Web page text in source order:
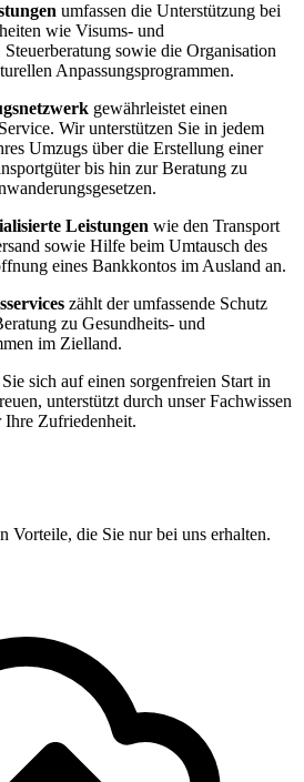
umfassen die Unterstützung bei
wie Visums- und
sowie die Organisation
Anpassungsprogrammen.
gewährleistet einen
Wir unterstützen Sie in jedem
Umzugs über die Erstellung einer
bis hin zur Beratung zu
Leistungen wie den Transport
sowie Hilfe beim Umtausch des
eines Bankkontos im Ausland an.
zählt der umfassende Schutz
zu Gesundheits- und
im Zielland.
sich auf einen sorgenfreien Start in
unterstützt durch unser Fachwissen
Ihre Zufriedenheit.
Vorteile, die Sie nur bei uns erhalten.